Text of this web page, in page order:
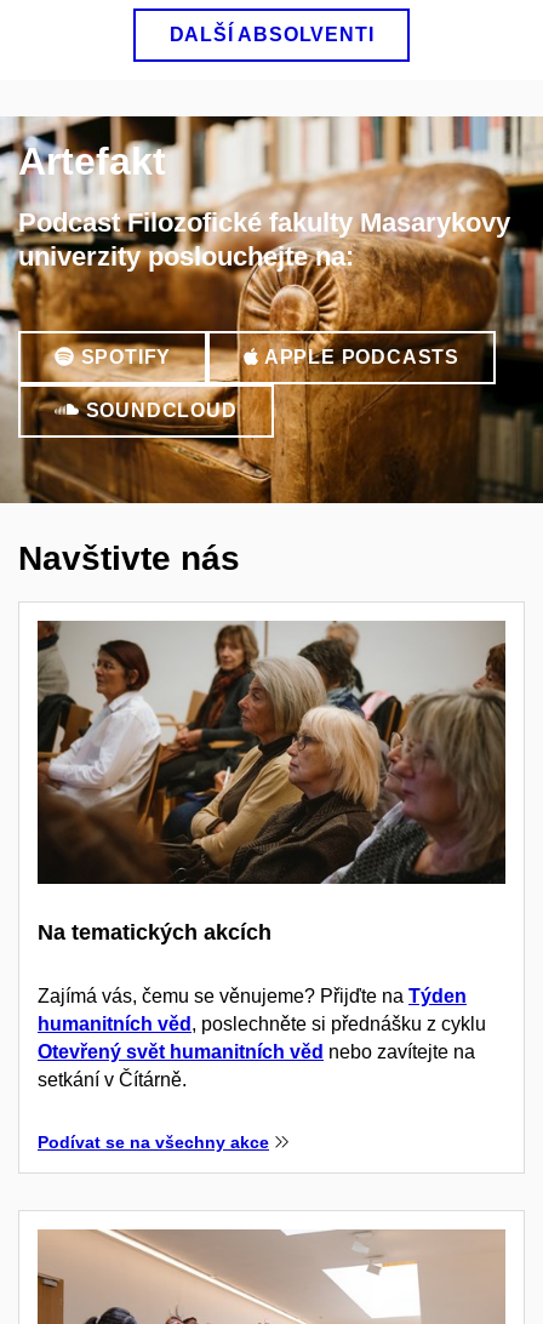
DALŠÍ ABSOLVENTI
Artefakt
Podcast Filozofické fakulty Masarykovy
univerzity poslouchejte na:
SPOTIFY APPLE PODCASTS
SOUNDCLOUD
Navštivte nás
Na tematických akcích
Zajímá vás, čemu se věnujeme? Přijďte na Týden
humanitních věd , poslechněte si přednášku z cyklu
Otevřený svět humanitních věd nebo zavítejte na
setkání v Čítárně.
Podívat se na všechny akce